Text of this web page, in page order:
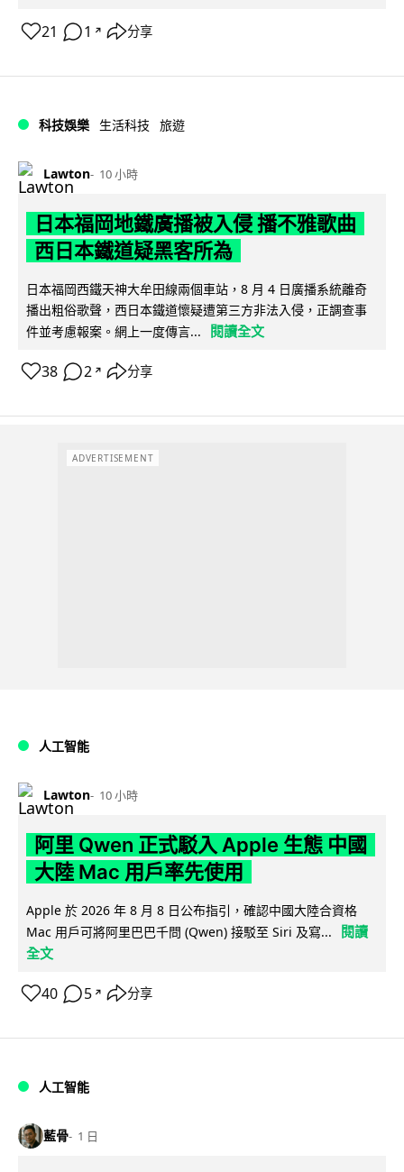
21 1 ↗ 分享
科技娛樂 生活科技 旅遊
Lawton 10 小時
日本福岡地鐵廣播被入侵 播不雅歌曲
西日本鐵道疑黑客所為
日本福岡西鐵天神大牟田線兩個車站，8 月 4 日廣播系統離奇
播出粗俗歌聲，西日本鐵道懷疑遭第三方非法入侵，正調查事
件並考慮報案。網上一度傳言...
閱讀全文
38 2 ↗ 分享
ADVERTISEMENT
人工智能
Lawton 10 小時
阿里 Qwen 正式駁入 Apple 生態 中國
大陸 Mac 用戶率先使用
Apple 於 2026 年 8 月 8 日公布指引，確認中國大陸合資格
Mac 用戶可將阿里巴巴千問 (Qwen) 接駁至 Siri 及寫...
閱讀
全文
40 5 ↗ 分享
人工智能
藍骨 1 日